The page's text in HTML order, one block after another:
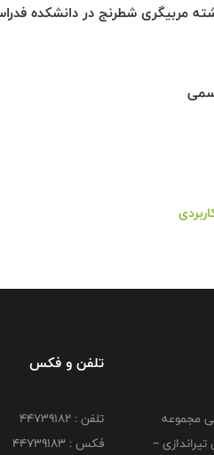
نام ترم بهمن ۱۴۰۴ رشته مربیگری شطرنج در
مجموعه
–
تلفن و فکس
تلفن : ۴۴۷۳۹۱۸۲
فکس : ۴۴۷۳۹۱۸3